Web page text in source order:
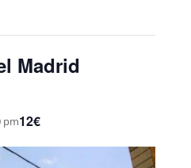
Madrid
pm12€